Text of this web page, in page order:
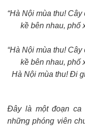
“Hà Nội mùa thu!
kề bên nhau, phố
“Hà Nội mùa thu!
kề bên nhau, phố
Hà Nội mùa thu! Đi
Đây là một đoạn ca
những phóng viên